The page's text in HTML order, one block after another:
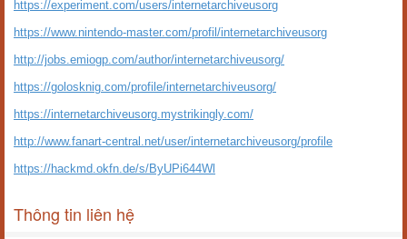
https://experiment.com/users/internetarchiveusorg
https://www.nintendo-master.com/profil/internetarchiveusorg
http://jobs.emiogp.com/author/internetarchiveusorg/
https://golosknig.com/profile/internetarchiveusorg/
https://internetarchiveusorg.mystrikingly.com/
http://www.fanart-central.net/user/internetarchiveusorg/profile
https://hackmd.okfn.de/s/ByUPi644Wl
Thông tin liên hệ